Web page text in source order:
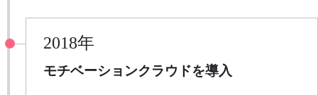
2018年
モチベーションクラウドを導入